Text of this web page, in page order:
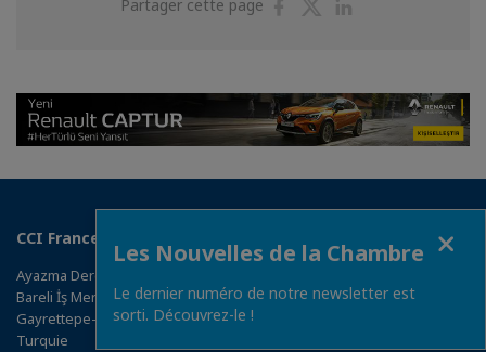
Les Nouvelles de la Chambre
Le dernier numéro de notre newsletter est
sorti. Découvrez-le !
Partager cette page
CCI France Turquie
Ayazma Dere Caddesi - Pazar Sokak No:4
Bareli İş Merkezi K:2
Gayrettepe-Beşiktaş 34387 İstanbul
Turquie